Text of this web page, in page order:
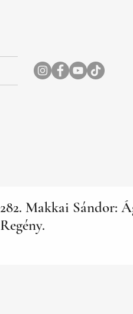
282. Makkai Sándor:
Regény.